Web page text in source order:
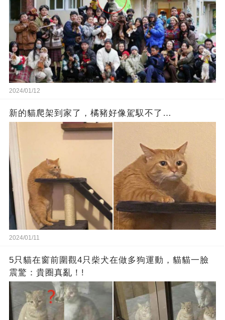
2024/01/12
新的貓爬架到家了，橘豬好像駕馭不了…
2024/01/11
5只貓在窗前圍觀4只柴犬在做多狗運動，貓貓一臉
震驚：貴圈真亂！!